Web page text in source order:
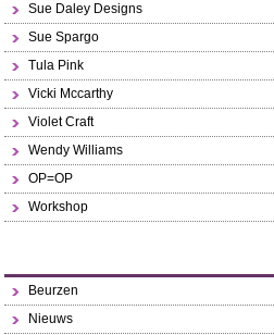
Sue Daley Designs
Sue Spargo
Tula Pink
Vicki Mccarthy
Violet Craft
Wendy Williams
OP=OP
Workshop
Beurzen
Nieuws